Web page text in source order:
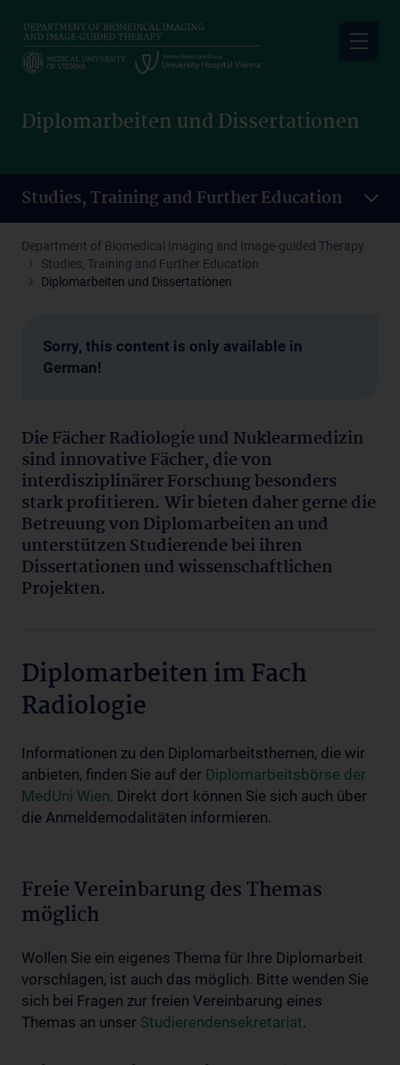
main
content
Diplomarbeiten und Dissertationen
Studies, Training and Further Education
Department of Biomedical Imaging and Image-guided Therapy
Studies, Training and Further Education
Diplomarbeiten und Dissertationen
Sorry, this content is only available in
German!
Die Fächer Radiologie und Nuklearmedizin
sind innovative Fächer, die von
interdisziplinärer Forschung besonders
stark profitieren. Wir bieten daher gerne die
Betreuung von Diplomarbeiten an und
unterstützen Studierende bei ihren
Dissertationen und wissenschaftlichen
Projekten.
Diplomarbeiten im Fach
Radiologie
Informationen zu den Diplomarbeitsthemen, die wir
anbieten, finden Sie auf der Diplomarbeitsbörse der
MedUni Wien. Direkt dort können Sie sich auch über
die Anmeldemodalitäten informieren.
Freie Vereinbarung des Themas
möglich
Wollen Sie ein eigenes Thema für Ihre Diplomarbeit
vorschlagen, ist auch das möglich. Bitte wenden Sie
sich bei Fragen zur freien Vereinbarung eines
Themas an unser Studierendensekretariat.